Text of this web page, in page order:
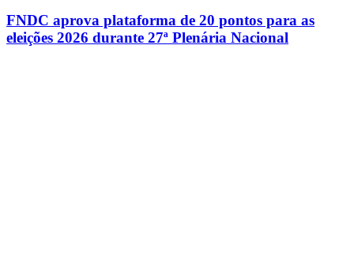
FNDC aprova plataforma de 20 pontos para as
eleições 2026 durante 27ª Plenária Nacional